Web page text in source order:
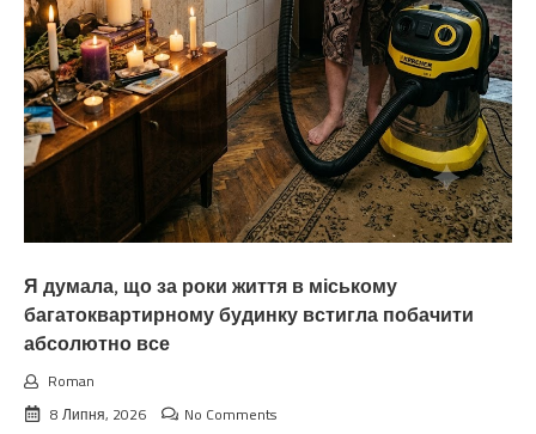
Я думала, що за роки життя в міському
багатоквартирному будинку встигла побачити
абсолютно все
Roman
8 Липня, 2026
No Comments